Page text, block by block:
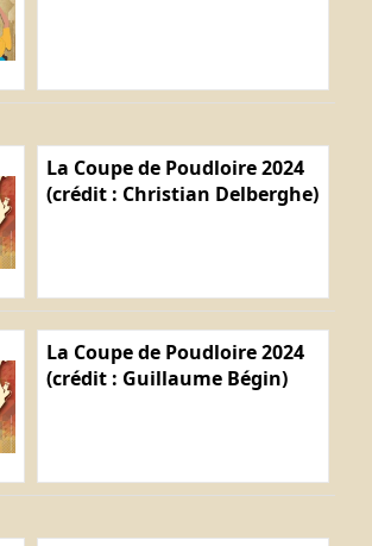
La Coupe de Poudloire 2024
(crédit : Christian Delberghe)
La Coupe de Poudloire 2024
(crédit : Guillaume Bégin)